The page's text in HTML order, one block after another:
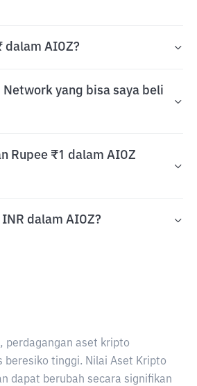
dalam AIOZ?
Network yang bisa saya beli
Rupee ₹1 dalam AIOZ
dalam AIOZ?
perdagangan aset kripto
beresiko tinggi. Nilai Aset Kripto
dapat berubah secara signifikan